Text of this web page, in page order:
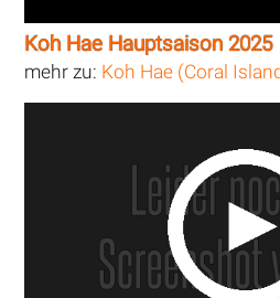
Koh Hae Hauptsaison 2025
mehr zu: Koh Hae (Coral